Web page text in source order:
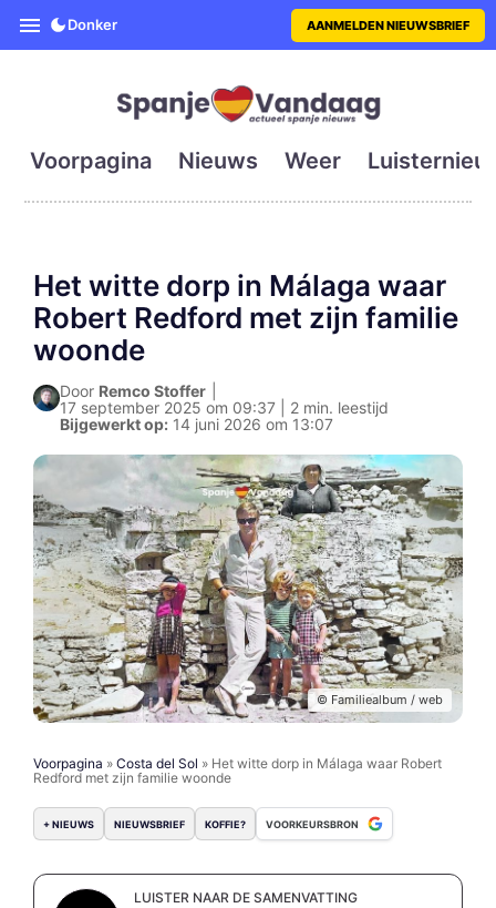
SpanjeVandaag is de eerste
Donker AANMELDEN NIEUWSBRIEF
Voorpagina Nieuws Weer
Het witte dorp in Málaga waar
Robert Redford met zijn familie
woonde
Door Remco Stoffer
17 september 2025 om 09:37 | 2 min. leestijd
Bijgewerkt op: 14 juni 2026 om 13:07
© Familiealbum / web
Voorpagina » Costa del Sol » Het witte dorp in Málaga waar Robert
Redford met zijn familie woonde
+ NIEUWS NIEUWSBRIEF KOFFIE? VOORKEURSBRON
LUISTER NAAR DE SAMENVATTING